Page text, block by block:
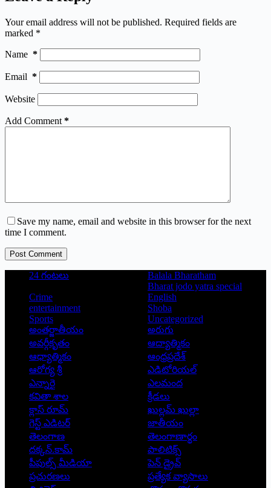
Your email address will not be published. Required fields are
marked *
Name *
Email *
Website
Add Comment *
Save my name, email and website in this browser for the next
time I comment.
Post Comment
24 గంటలు
Balala Bharatham
Bharat jodo yatra special
Crime
English
entertainment
Shoba
Sports
Uncategorized
అంతర్జాతీయం
అరుగు
అవర్గీకృతం
ఆద్యాత్మికం
ఆధ్యాత్మికం
ఆంధ్రప్రదేశ్
ఆరోగ్య శ్రీ
ఎడిటోరియల్
ఎన్నారై
ఎలమంద
కవితా శాల
క్రీడలు
క్లాస్ రూమ్
ఖుల్లమ్ ఖుల్లా
గెస్ట్ ఎడిటర్
జాతీయం
తెలంగాణ
తెలంగాణార్థం
దక్కన్.కామ్
పాలిటిక్స్
పీపుల్స్ ‌మీడియా
పెన్ డ్రైవ్
ప్రచురణలు
ప్రత్యేక వ్యాసాలు